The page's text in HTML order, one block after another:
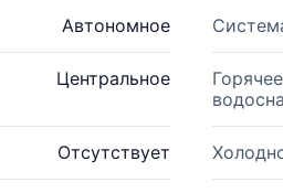
Автономное
Центральное
Горячее
Отсутствует